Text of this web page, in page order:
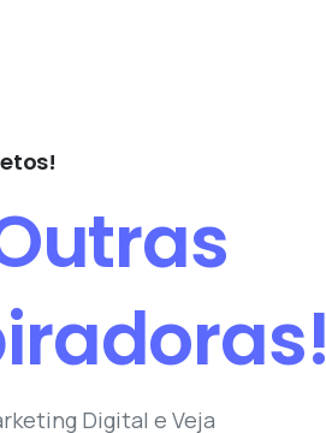
Digital e Veja